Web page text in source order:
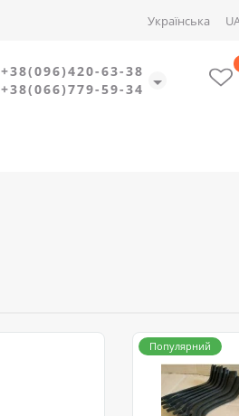
Українська
+38(096)420-63-38
+38(066)779-59-34
Популярний